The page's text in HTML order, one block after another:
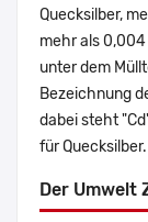
Quecksilber,
mehr als
unter dem
Bezeichnung
dabei steht
für Quecksilber.
Der Umwelt